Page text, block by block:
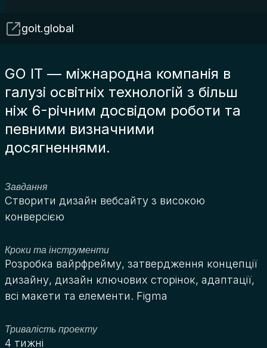
goit.global
GO IT — міжнародна компанія в
галузі освітніх технологій з більш
ніж 6-річним досвідом роботи та
певними визначними
досягненнями.
Завдання
Створити дизайн вебсайту з високою
конверсією
Кроки та інструменти
Розробка вайрфрейму, затвердження концепції
дизайну, дизайн ключових сторінок, адаптації,
всі макети та елементи. Figma
Тривалість проекту
4 тижні